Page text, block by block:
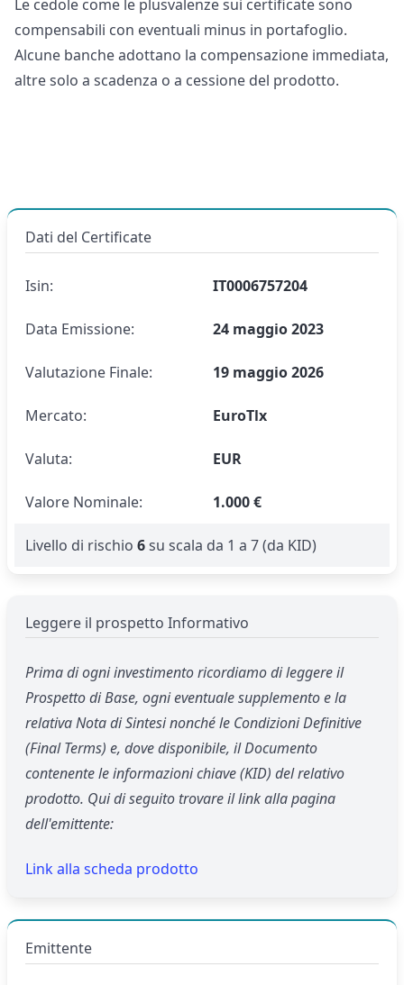
Le cedole come le plusvalenze sui certificate sono
compensabili con eventuali minus in portafoglio.
Alcune banche adottano la compensazione immediata,
altre solo a scadenza o a cessione del prodotto.
Dati del Certificate
Isin: IT0006757204
Data Emissione: 24 maggio 2023
Valutazione Finale: 19 maggio 2026
Mercato: EuroTlx
Valuta: EUR
Valore Nominale: 1.000 €
Livello di rischio 6su scala da 1 a 7 (da KID)
Leggere il prospetto Informativo
Prima di ogni investimento ricordiamo di leggere il
Prospetto di Base, ogni eventuale supplemento e la
relativa Nota di Sintesi nonché le Condizioni Definitive
(Final Terms) e, dove disponibile, il Documento
contenente le informazioni chiave (KID) del relativo
prodotto. Qui di seguito trovare il link alla pagina
dell'emittente:
Link alla scheda prodotto
Emittente